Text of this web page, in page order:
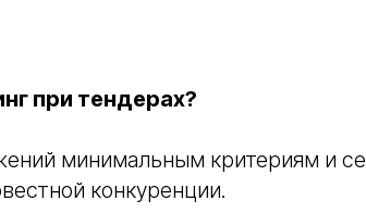
при тендерах?
минимальным критериям и
конкуренции.